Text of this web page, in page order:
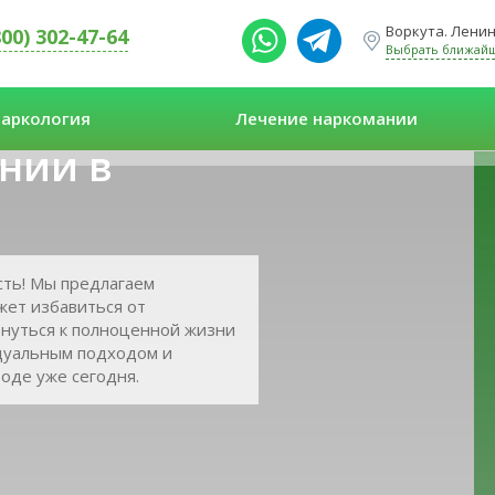
302-47-64 Воркута.
Выбрать
Лечение наркомании
в
Мы предлагаем
избавиться от
к полноценной жизни
подходом и
уже сегодня.